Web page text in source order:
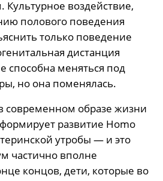
Культурное воздействие,
полового поведения
только поведение
дистанция
способна меняться под
но она поменялась.
современном образе жизни
развитие Homo
утробы — и это
частично вполне
концов, дети, которые во